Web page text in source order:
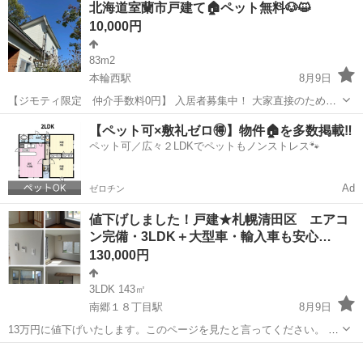
円 礼金：1ヶ月 駐車場：1台無料 ※家賃保証会社加入必須 ※原則、
現...
北海道室蘭市戸建て🏠ペット無料🐶😺
10,000円
83m2
本輪西駅
8月9日
【ジモティ限定 仲介手数料0円】 入居者募集中！ 大家直接のため初
期費用はお得です🉐 はじめの3か月家賃減額 3万円→1万円 【見学•入
居募集中🏠】 敷金0か月(無料) 礼金0か月(無料) 仲介手数料0か月(セル
フ見...
北海道 本輪西駅 一戸建て 戸建て
【ペット可×敷礼ゼロ🉐】物件🏠を多数掲載‼️
ペット可／広々２LDKでペットもノンストレス🐾
ゼロチン Ad
値下げしました！戸建★札幌清田区 エアコ
ン完備・3LDK＋大型車・輸入車も安心…
130,000円
3LDK 143㎡
南郷１８丁目駅
8月9日
13万円に値下げいたします。このページを見たと言ってください。 札
幌清田区の3LDK戸建、大型車や輸入車も安心の広々RCガレージ付き